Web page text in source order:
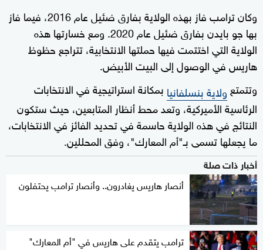
وكان ترامب فاز بهذه الولاية بفارق ضئيل عام 2016، فيما فاز
بها جو بايدن بفارق ضئيل عام 2020. ومع خسارتها هذه
الولاية التي اختتمت فيها حملتها الانتخابية، تتراجع حظوظ
هاريس في الوصول إلى البيت الأبيض.
وتتمتع ولاية بنسلفانيا بمكانة استراتيجية في الانتخابات
الرئاسية الأميركية، وتعد محط أنظار المتابعين، حيث ستكون
النتائج في هذه الولاية حاسمة في تحديد الفائز في الانتخابات،
ما يجعلها تسمى بـ"أم المعارك"، وفق المحللين.
أخبار ذات صلة
أنصار هاريس يغادرون.. وأنصار ترامب يحتفلون
ترامب يتقدم على هاريس في "أم المعارك"